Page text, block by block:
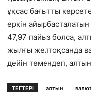
ұқсас бағытты
еркін
47,97 пайыз болса,
жылғы желтоқсанда
дейін төмендеп,
ТЕГТЕРІ алтын